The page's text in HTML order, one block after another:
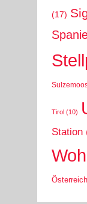
(17)
Tirol (10)
Station
Österreich